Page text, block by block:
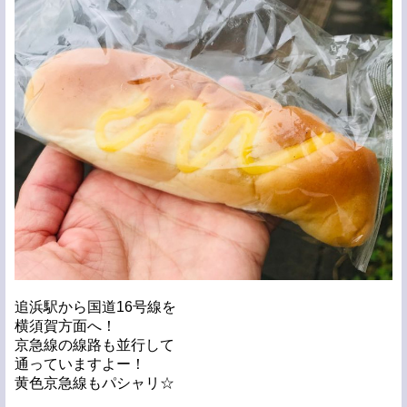
追浜駅から国道16号線を
横須賀方面へ！
京急線の線路も並行して
通っていますよー！
黄色京急線もパシャリ☆